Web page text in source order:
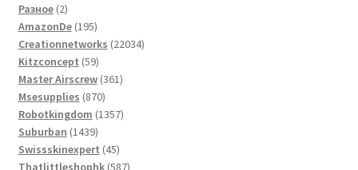
Разное 22
товара
AmazonDe 195195
товаров
Creationnetworks 2203422034
Kitzconcept 5959
товаров
Master Airscrew 361361
Msesupplies 870870
товаров
Robotkingdom 13571357
Suburban 14391439
товаров
Swissskinexpert 4545
товаров
Thatlittleshophk 587587